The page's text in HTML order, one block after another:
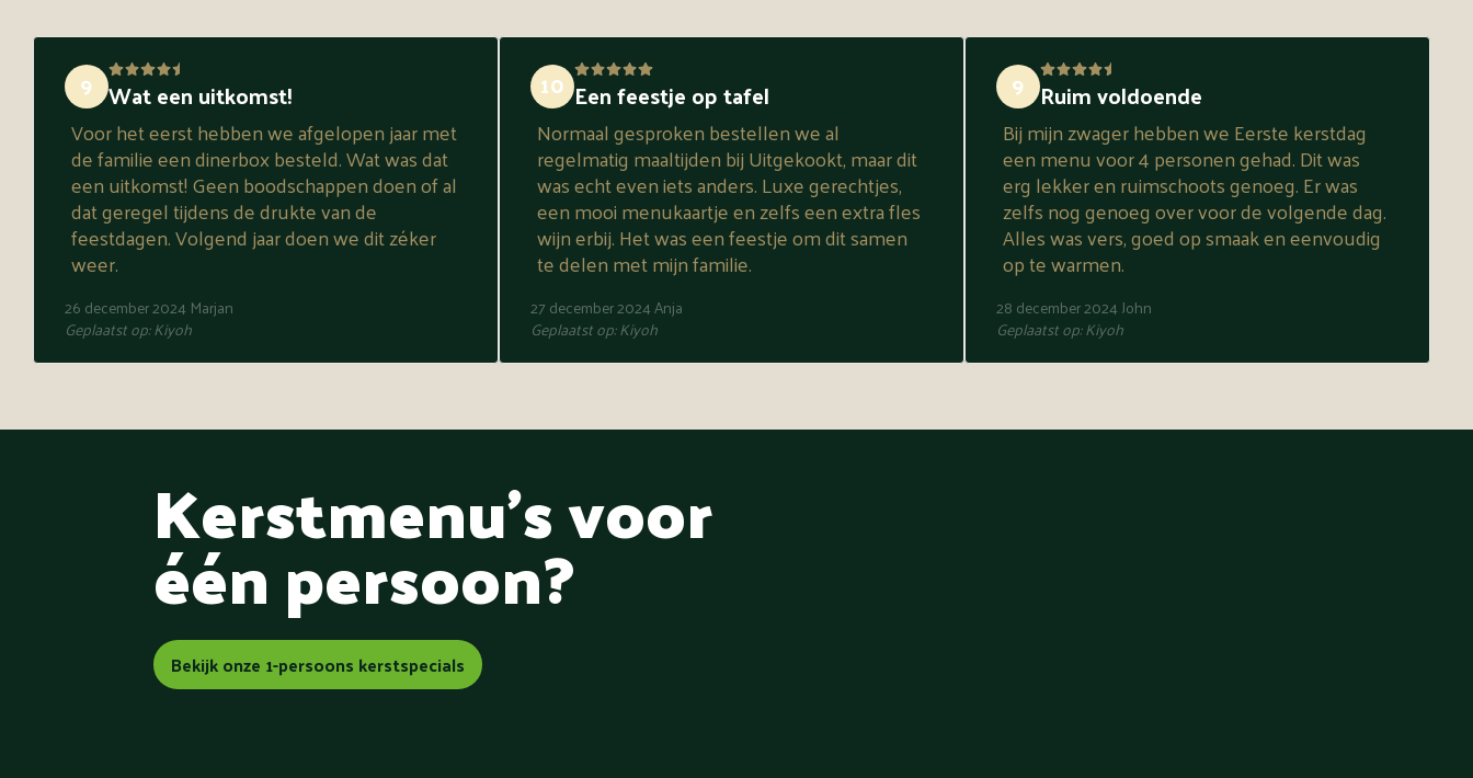
9 Wat een uitkomst!
Voor het eerst hebben we afgelopen jaar met
de familie een dinerbox besteld. Wat was dat
een uitkomst! Geen boodschappen doen of al
dat geregel tijdens de drukte van de
feestdagen. Volgend jaar doen we dit zéker
weer.
26 december 2024 Marjan
Geplaatst op:Kiyoh
10 Een feestje op tafel
Normaal gesproken bestellen we al
regelmatig maaltijden bij Uitgekookt, maar dit
was echt even iets anders. Luxe gerechtjes,
een mooi menukaartje en zelfs een extra fles
wijn erbij. Het was een feestje om dit samen
te delen met mijn familie.
27 december 2024Anja
Geplaatst op:Kiyoh
9 Ruim voldoende
Bij mijn zwager hebben we Eerste kerstdag
een menu voor 4 personen gehad. Dit was
erg lekker en ruimschoots genoeg. Er was
zelfs nog genoeg over voor de volgende dag.
Alles was vers, goed op smaak en eenvoudig
op te warmen.
28 december 2024John
Geplaatst op:Kiyoh
Kerstmenu's voor
één persoon?
Bekijk onze 1-persoons kerstspecials